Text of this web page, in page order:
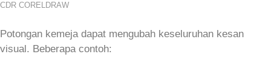
CDR CORELDRAW
Potongan kemeja dapat mengubah keseluruhan kesan
visual. Beberapa contoh: